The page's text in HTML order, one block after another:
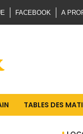
FACEBOOK A
TABLES DES